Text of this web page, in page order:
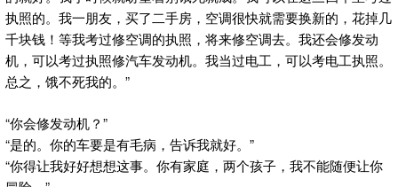
执照的。我一朋友，买了二手房，空调很快就需要换新的，花掉几
千块钱！等我考过修空调的执照，将来修空调去。我还会修发动
机，可以考过执照修汽车发动机。我当过电工，可以考电工执照。
总之，饿不死我的。”
“你会修发动机？”
“是的。你的车要是有毛病，告诉我就好。”
“你得让我好好想想这事。你有家庭，两个孩子，我不能随便让你